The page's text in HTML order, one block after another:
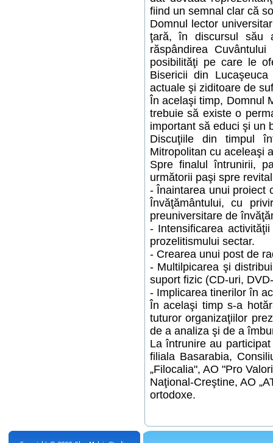
fiind un semnal clar că
Domnul lector
ţară, în discursul său
răspândirea
posibilităţi pe care le
Bisericii din
actuale şi ziditoare de
În acelaşi timp, Domnul
trebuie să existe o
important să educi şi un
Discuţiile din timpul
Mitropolitan cu aceleaşi
Spre finalul întrunirii,
următorii paşi spre
- Înaintarea unui proiect
Învăţământului, cu
preuniversitare de
- Intensificarea
prozelitismului sectar.
- Crearea unui post de
- Multilpicarea şi
suport fizic (CD-uri,
- Implicarea tinerilor în
În acelaşi timp s-a
tuturor organizaţiilor
de a analiza şi de a
La întrunire au
filiala Basarabia,
„Filocalia", AO "Pro
Naţional-Creştine, AO
ortodoxe.